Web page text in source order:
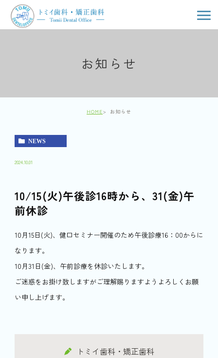
お知らせ
HOME お知らせ
NEWS
2024.10.01
10/15(火)午後診16時から、31(金)午
前休診
10月15日(火)、健口セミナー開催のため午後診療16：00からに
なります。
10月31日(金)、午前診療を休診いたします。
ご迷惑をお掛け致しますがご理解賜りますようよろしくお願
い申し上げます。
トミイ歯科・矯正歯科